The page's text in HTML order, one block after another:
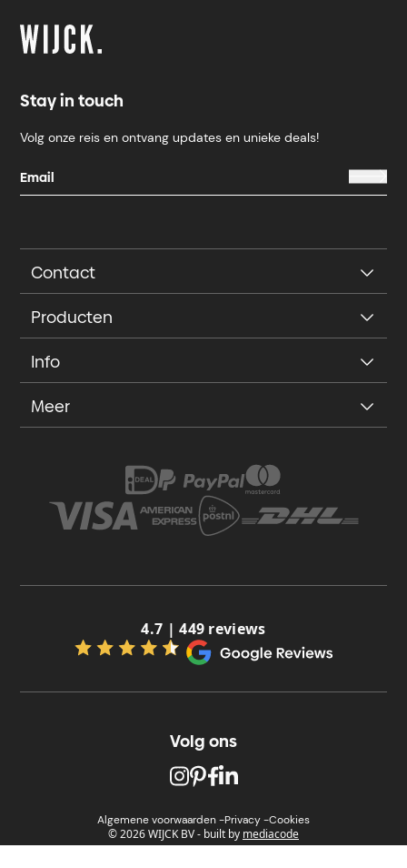
Stay in touch
Volg onze reis en ontvang updates en unieke deals!
Contact
Producten
Info
Meer
4.7 | 449 reviews
Volg ons
Algemene voorwaarden -Privacy -Cookies
© 2026 WIJCK BV- built by mediacode